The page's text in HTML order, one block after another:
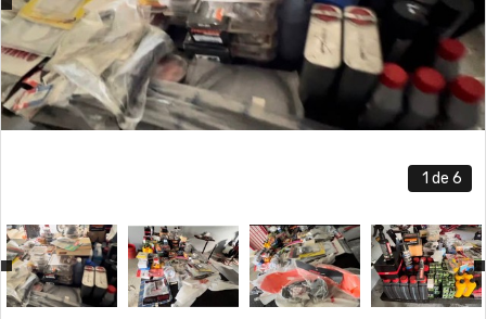
1 de 6